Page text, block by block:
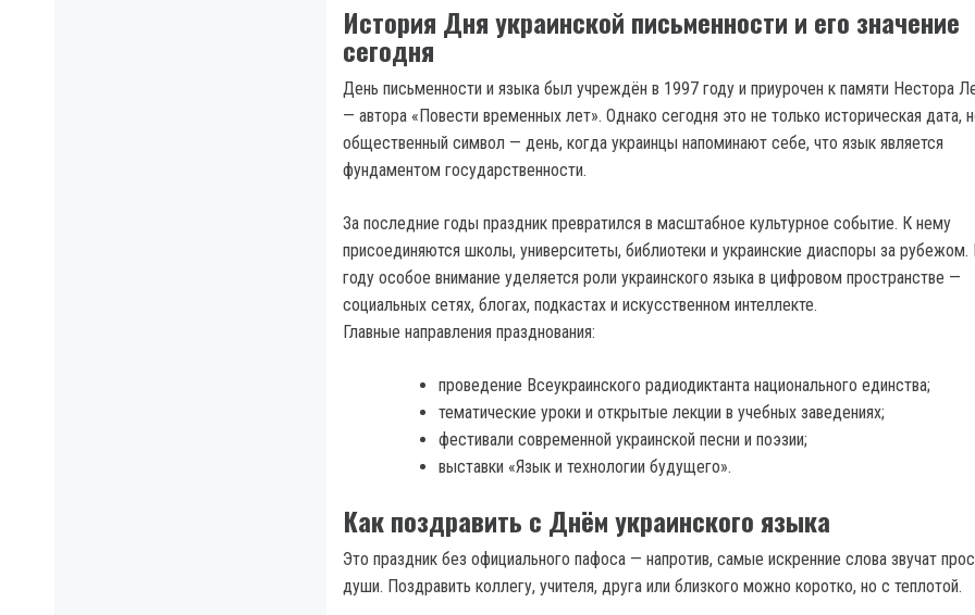
История Дня украинской письменности и его значение
сегодня
День письменности и языка был учреждён в 1997 году и приурочен к памяти Нестора
— автора «Повести временных лет». Однако сегодня это не только историческая дата,
общественный символ — день, когда украинцы напоминают себе, что язык является
фундаментом государственности.
За последние годы праздник превратился в масштабное культурное событие. К нему
присоединяются школы, университеты, библиотеки и украинские диаспоры за рубежом.
году особое внимание уделяется роли украинского языка в цифровом пространстве —
социальных сетях, блогах, подкастах и искусственном интеллекте.
Главные направления празднования:
проведение Всеукраинского радиодиктанта национального единства;
тематические уроки и открытые лекции в учебных заведениях;
фестивали современной украинской песни и поэзии;
выставки «Язык и технологии будущего».
Как поздравить с Днём украинского языка
Это праздник без официального пафоса — напротив, самые искренние слова звучат
души. Поздравить коллегу, учителя, друга или близкого можно коротко, но с теплотой.